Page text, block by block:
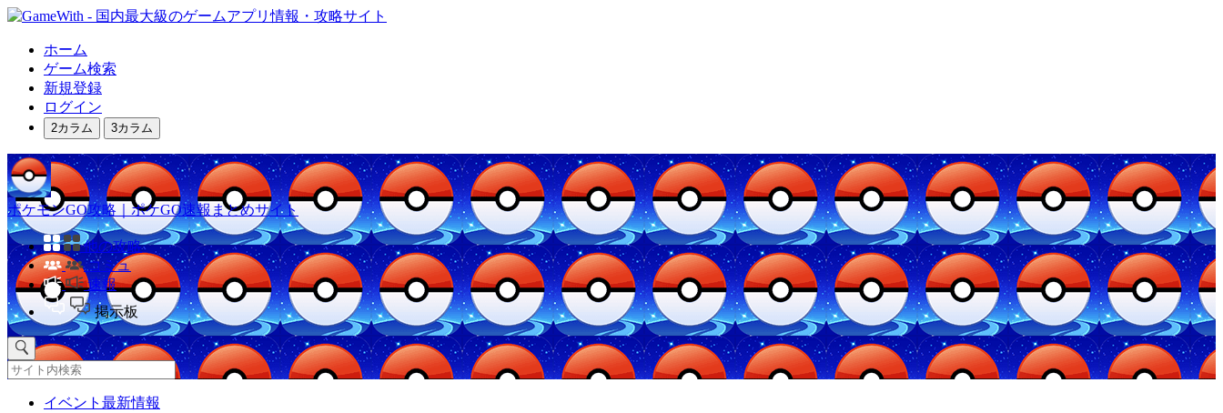
ホーム
ゲーム検索
新規登録
ログイン
2カラム 3カラム
ポケモンGO攻略｜ポケGO速報まとめサイト
他の攻略
コミュ
速報
掲示板
イベント最新情報